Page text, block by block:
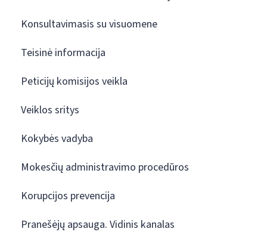
Konsultavimasis su visuomene
Teisinė informacija
Peticijų komisijos veikla
Veiklos sritys
Kokybės vadyba
Mokesčių administravimo procedūros
Korupcijos prevencija
Pranešėjų apsauga. Vidinis kanalas